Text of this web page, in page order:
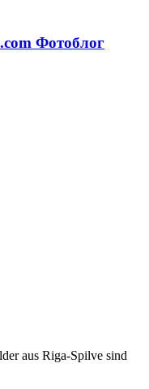
Фотоблог
aus Riga-Spilve sind